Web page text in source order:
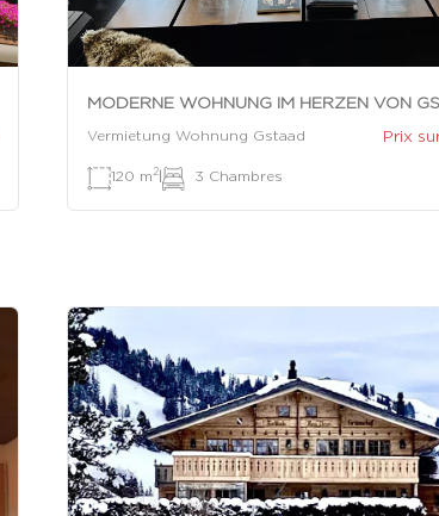
MODERNE WOHNUNG IM HERZEN VON
Vermietung Wohnung Gstaad Prix
120 m 2| 3 Chambres